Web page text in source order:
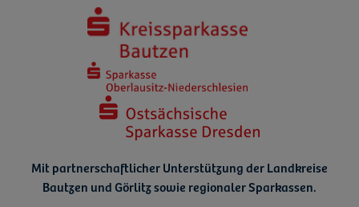
Mit partnerschaftlicher Unterstützung der Landkreise
Bautzen und Görlitzsowie regionaler Sparkassen.